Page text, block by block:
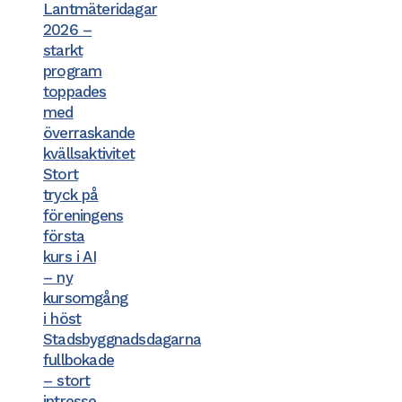
Lantmäteridagar
2026 –
starkt
program
toppades
med
överraskande
kvällsaktivitet
Stort
tryck på
föreningens
första
kurs i AI
– ny
kursomgång
i höst
Stadsbyggnadsdagarna
fullbokade
– stort